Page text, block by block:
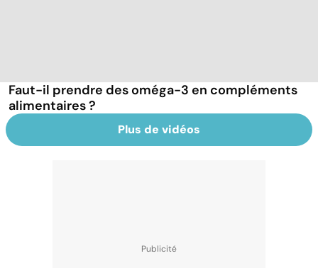
Faut-il prendre des oméga-3 en compléments
alimentaires ?
Plus de vidéos